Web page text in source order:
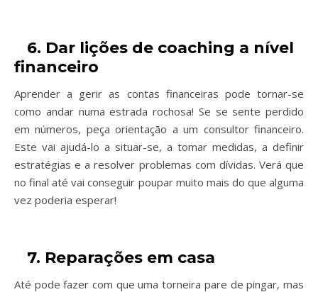
6. Dar lições de coaching a nível
financeiro
Aprender a gerir as contas financeiras pode tornar-se
como andar numa estrada rochosa! Se se sente perdido
em números, peça orientação a um consultor financeiro.
Este vai ajudá-lo a situar-se, a tomar medidas, a definir
estratégias e a resolver problemas com dívidas. Verá que
no final até vai conseguir poupar muito mais do que alguma
vez poderia esperar!
7. Reparações em casa
Até pode fazer com que uma torneira pare de pingar, mas